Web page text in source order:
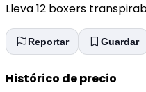
Lleva 12 boxers
Reportar Guardar
Histórico de precio